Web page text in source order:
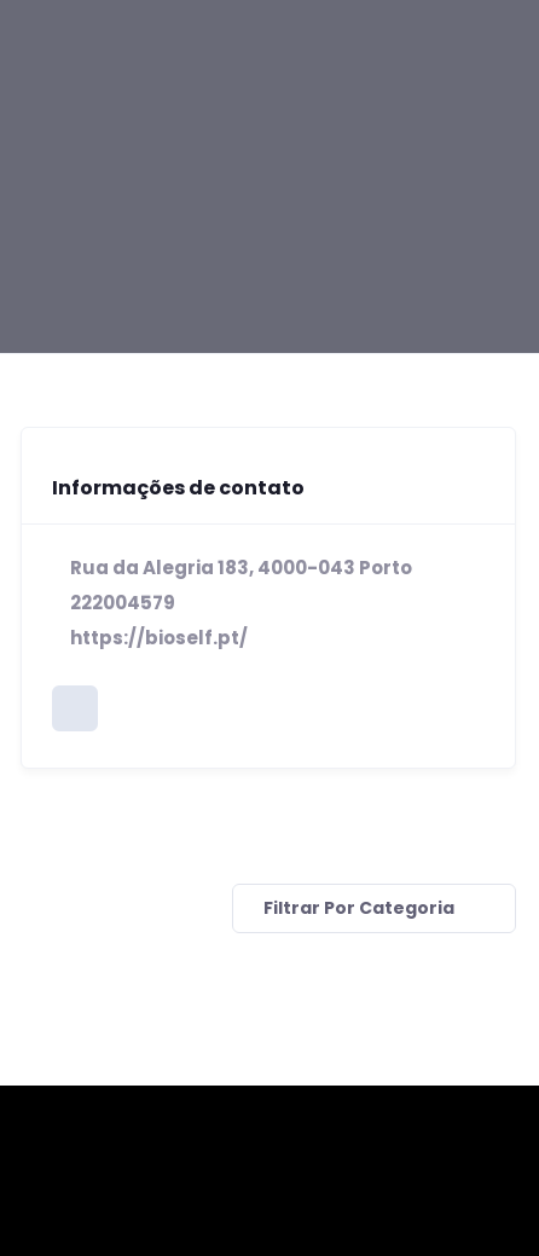
Informações de contato
Rua da Alegria 183, 4000-043 Porto
222004579
https://bioself.pt/
Filtrar Por Categoria